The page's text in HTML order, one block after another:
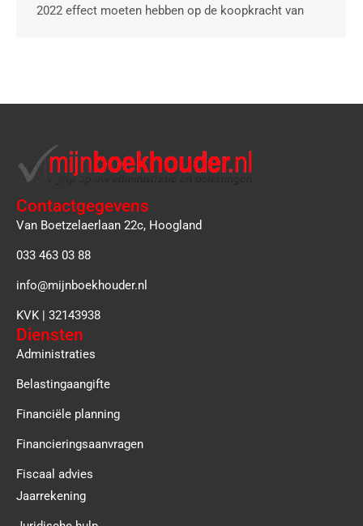
2022 effect moeten hebben op de koopkracht van
Contactgegevens
Van Boetzelaerlaan 22c, Hoogland
033 463 03 88
info@mijnboekhouder.nl
KVK | 32143938
Diensten
Administraties
Belastingaangifte
Financiële planning
Financieringsaanvragen
Fiscaal advies
Jaarrekening